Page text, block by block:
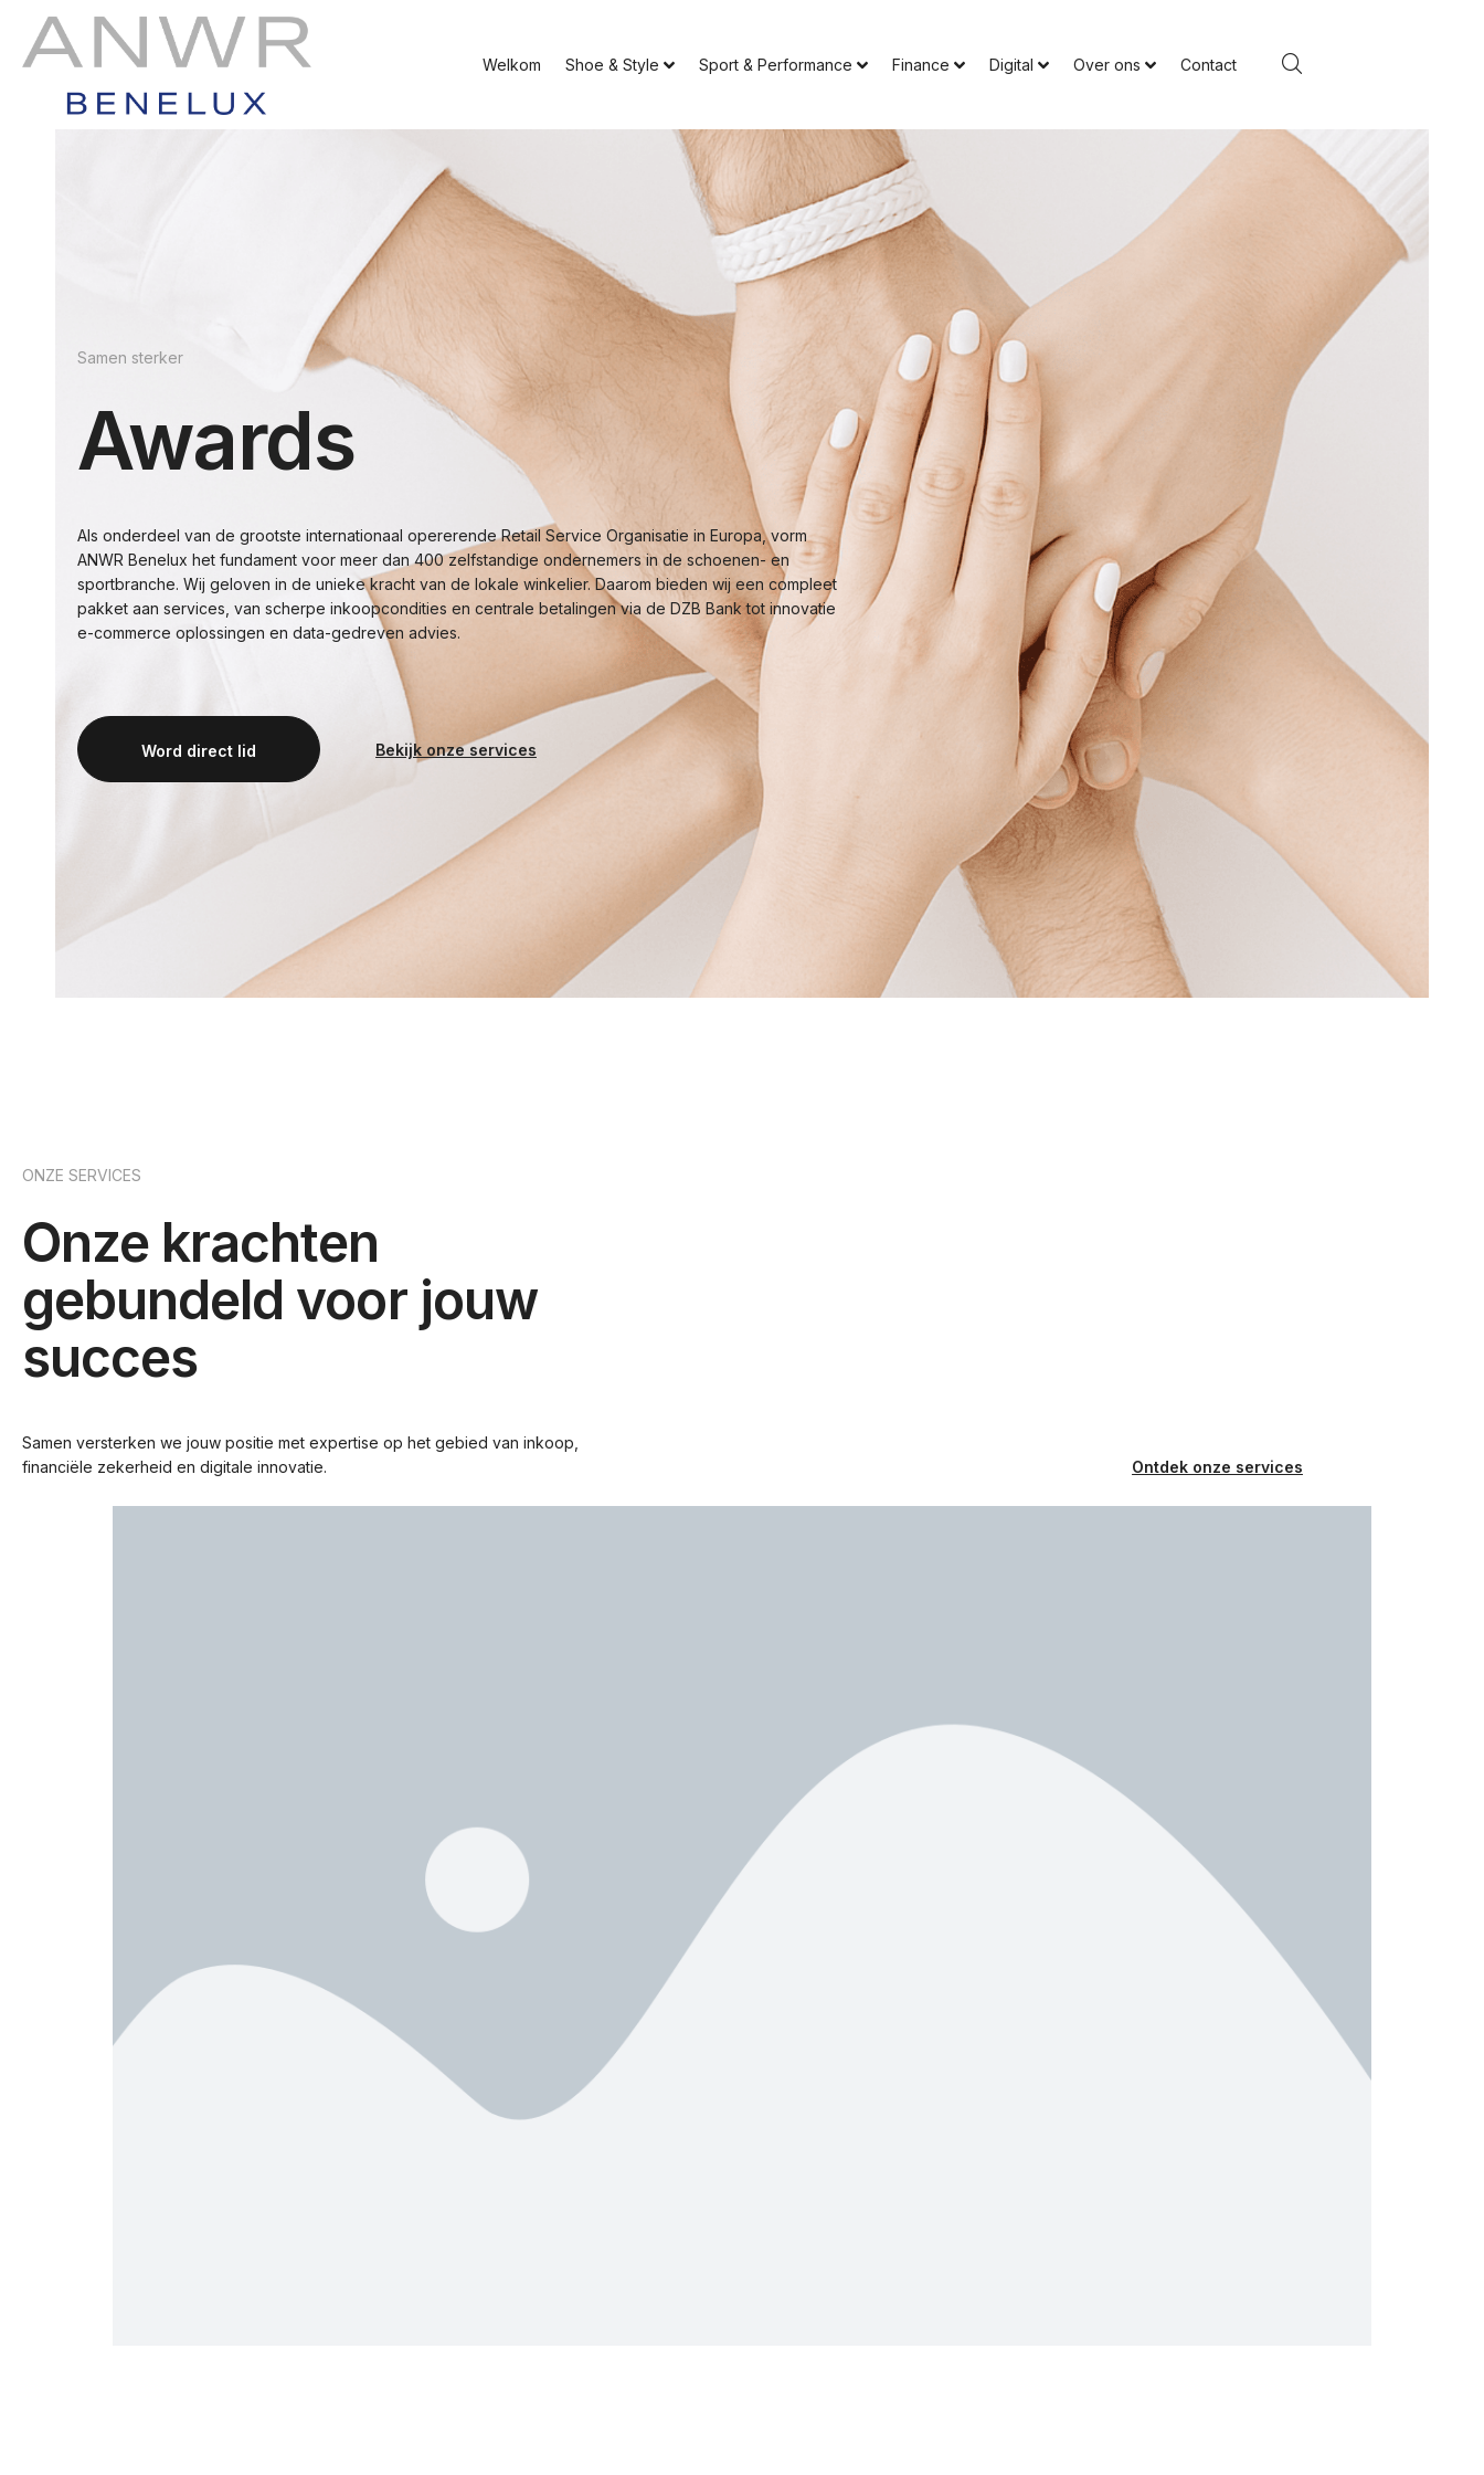
Welkom Shoe & Style Sport & Performance Finance Digital Over ons Contact
Samen sterker
Awards
Als onderdeel van de grootste internationaal opererende Retail Service Organisatie in Europa, vorm
ANWR Benelux het fundament voor meer dan 400 zelfstandige ondernemers in de schoenen- en
sportbranche. Wij geloven in de unieke kracht van de lokale winkelier. Daarom bieden wij een compleet
pakket aan services, van scherpe inkoopcondities en centrale betalingen via de DZB Bank tot innovatie
e-commerce oplossingen en data-gedreven advies.
Word direct lid Bekijk onze services
ONZE SERVICES
Onze krachten
gebundeld voor jouw
succes
Samen versterken we jouw positie met expertise op het gebied van inkoop,
financiële zekerheid en digitale innovatie.
Ontdek onze services